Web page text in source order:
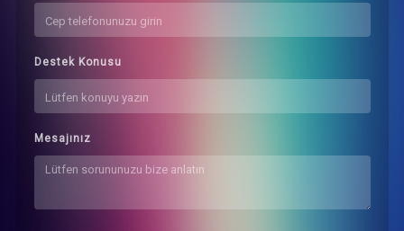
Destek Konusu
Mesajınız